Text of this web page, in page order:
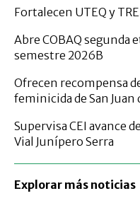
Fortalecen UTEQ y
Abre COBAQ segunda
semestre 2026B
Ofrecen recompensa
feminicida de San Juan
Supervisa CEI avance
Vial Junípero Serra
Explorar más noticias